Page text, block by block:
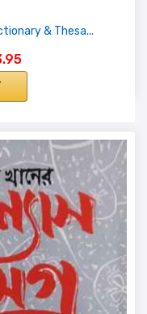
& Thesa...